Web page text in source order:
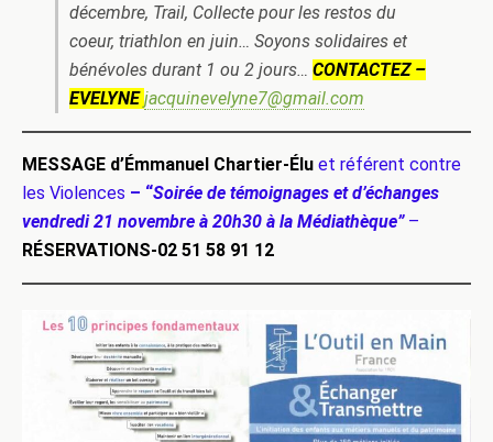
décembre, Trail, Collecte pour les restos du
coeur, triathlon en juin… Soyons solidaires et
bénévoles durant 1 ou 2 jours… CONTACTEZ –
EVELYNEjacquinevelyne7@gmail.com
MESSAGE d’Émmanuel Chartier-Élu et référent contre
les Violences – “Soirée de témoignages et d’échanges
vendredi 21 novembre à 20h30 à la Médiathèque”–
RÉSERVATIONS-‭02 51 58 91 12‬